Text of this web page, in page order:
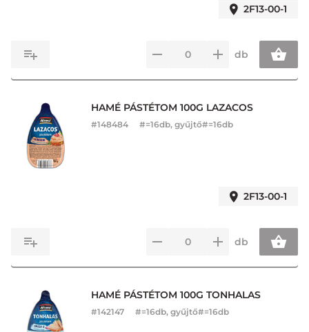
2F13-00-1
db
HAMÉ PÁSTÉTOM 100G LAZACOS
#148484 #=16db, gyűjtő#=16db
2F13-00-1
db
HAMÉ PÁSTÉTOM 100G TONHALAS
#142147 #=16db, gyűjtő#=16db